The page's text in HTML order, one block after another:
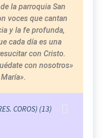
la parroquia San
voces que cantan
y la fe profunda,
cada día es una
con Cristo.
con nosotros»